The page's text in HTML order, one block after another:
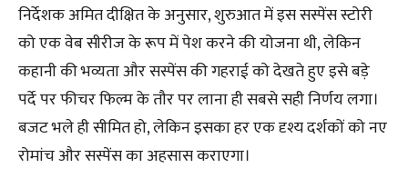
​निर्देशक अमित दीक्षित के अनुसार, शुरुआत में इस सस्पेंस स्टोरी
को एक वेब सीरीज के रूप में पेश करने की योजना थी, लेकिन
कहानी की भव्यता और सस्पेंस की गहराई को देखते हुए इसे बड़े
पर्दे पर फीचर फिल्म के तौर पर लाना ही सबसे सही निर्णय लगा।
बजट भले ही सीमित हो, लेकिन इसका हर एक दृश्य दर्शकों को नए
रोमांच और सस्पेंस का अहसास कराएगा।